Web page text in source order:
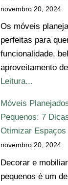
novembro 20, 2024
Os móveis
perfeitas para
funcionalidade,
aproveitamento
Leitura...
Móveis
Pequenos: 7
Otimizar Espaços
novembro 20, 2024
Decorar e
pequenos é um